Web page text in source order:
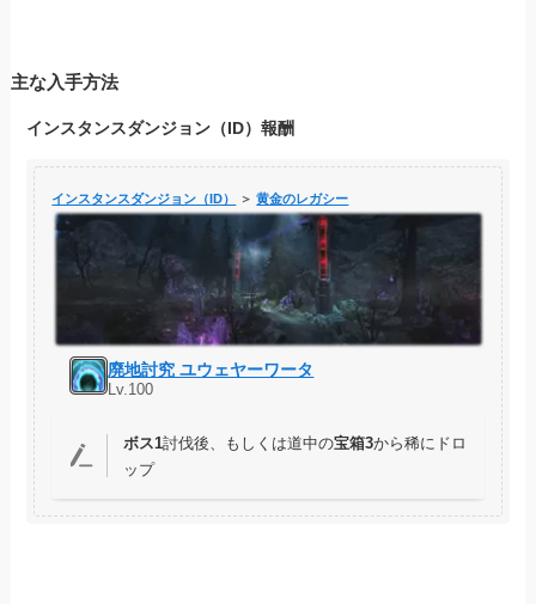
主な入手方法
インスタンスダンジョン（ID）報酬
インスタンスダンジョン（ID） ＞黄金のレガシー
廃地討究 ユウェヤーワータ
Lv.100
ボス1討伐後、もしくは道中の宝箱3から稀にドロ
ップ